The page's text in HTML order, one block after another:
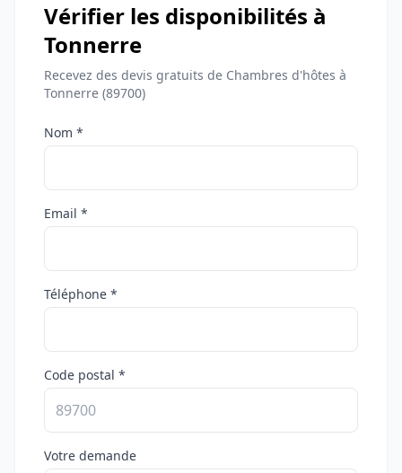
Vérifier les disponibilités à
Tonnerre
Recevez des devis gratuits de Chambres d'hôtes à
Tonnerre (89700)
Nom *
Email *
Téléphone *
Code postal *
Votre demande